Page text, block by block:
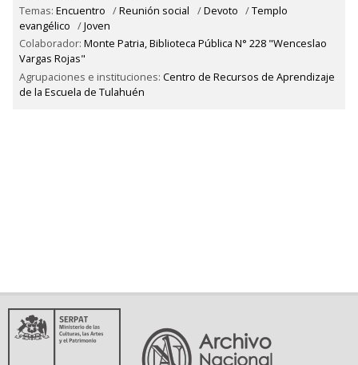
Temas: Encuentro /Reunión social /Devoto /Templo
evangélico /Joven
Colaborador: Monte Patria, Biblioteca Pública N° 228 "Wenceslao
Vargas Rojas"
Agrupaciones e instituciones: Centro de Recursos de Aprendizaje
de la Escuela de Tulahuén